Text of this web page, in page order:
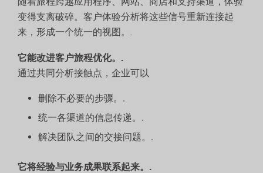
变得支离破碎。客户体验分析将这些信号重新连接起
来，形成一个统一的视图。.
它能改进客户旅程优化。.
通过共同分析接触点，企业可以
删除不必要的步骤。.
统一各渠道的信息传递。.
解决团队之间的交接问题。.
它将经验与业务成果联系起来。.